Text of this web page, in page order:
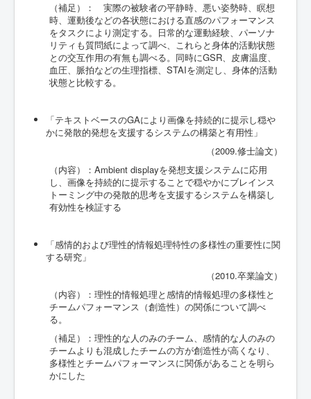
（補足）： 実際の被験者の平静時、悪い姿勢時、瞑想
時、運動後などの各状態における直感のパフォーマンス
をタスクにより測定する。日常的な運動経験、パーソナ
リティも質問紙によって調べ、これらと身体的活動状態
との交互作用の有無も調べる。同時にGSR、皮膚温度、
血圧、脈拍などの生理指標、STAIを測定し、身体的活動
状態と比較する。
「テキストベースのGAにより画像を持続的に提示し穏や
かに発散的発想を支援するシステムの構築と有用性」
（2009.修士論文）
（内容）：Ambient displayを発想支援システムに応用
し、画像を持続的に提示することで穏やかにブレインス
トーミング中の発散的思考を支援するシステムを構築し
有効性を検証する
「感情的および理性的情報処理特性の多様性の重要性に関
する研究」
（2010.卒業論文）
（内容）：理性的情報処理と感情的情報処理の多様性と
チームパフォーマンス（創造性）の関係について調べ
る。
（補足）：理性的な人のみのチーム、感情的な人のみの
チームよりも混成したチームの方が創造性が高くなり、
多様性とチームパフォーマンスに関係があることを明ら
かにした